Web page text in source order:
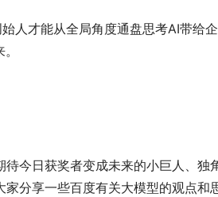
人才能从全局角度通盘思考AI带给
今日获奖者变成未来的小巨人、独
分享一些百度有关大模型的观点和